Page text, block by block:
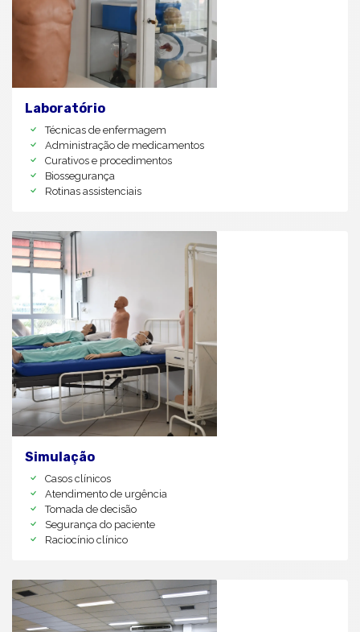
Laboratório
Técnicas de enfermagem
Administração de medicamentos
Curativos e procedimentos
Biossegurança
Rotinas assistenciais
Simulação
Casos clínicos
Atendimento de urgência
Tomada de decisão
Segurança do paciente
Raciocínio clínico